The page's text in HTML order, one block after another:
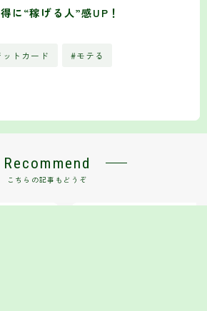
に“稼げる人”感UP！
トカード #モテる
Recommend
こちらの記事もどうぞ